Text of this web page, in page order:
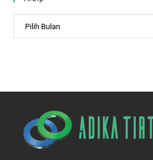
Arsip